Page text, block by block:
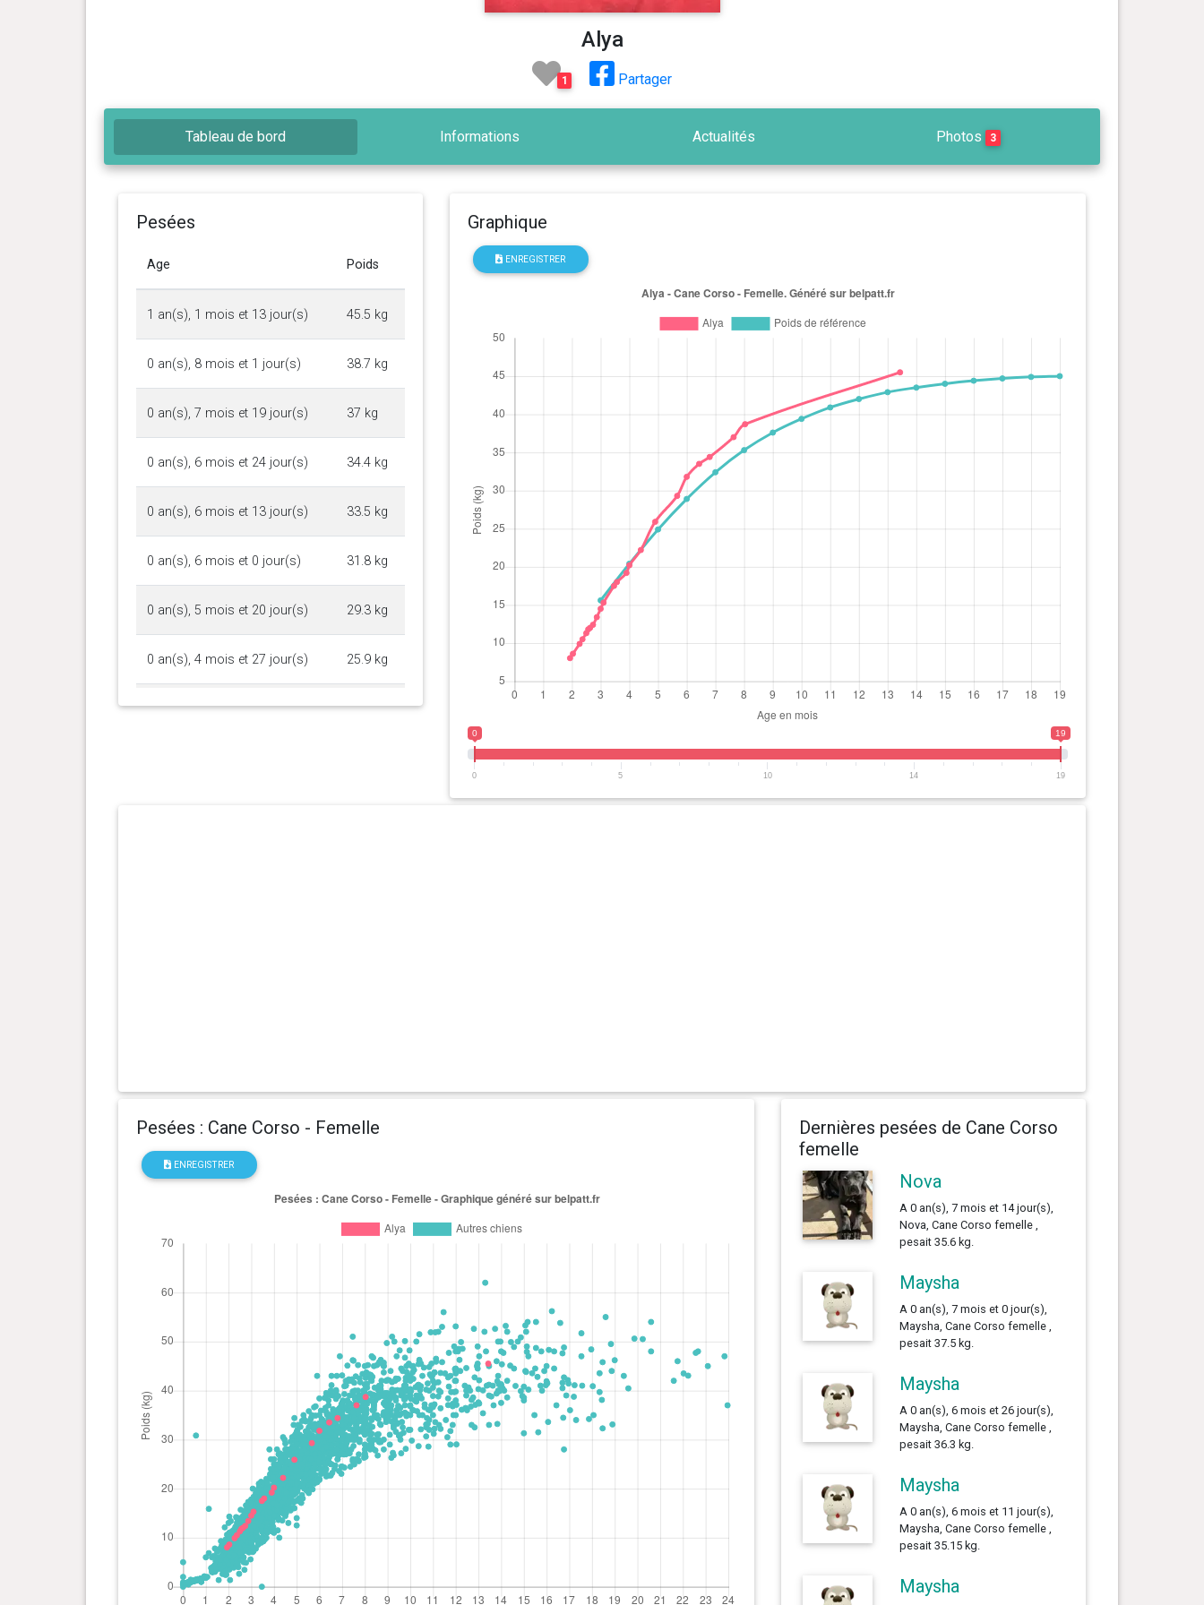
Alya
1 Partager
Tableau de bord Informations Actualités Photos 3
Pesées
Age Poids
1 an(s), 1 mois et 13 jour(s) 45.5 kg
0 an(s), 8 mois et 1 jour(s) 38.7 kg
0 an(s), 7 mois et 19 jour(s) 37 kg
0 an(s), 6 mois et 24 jour(s) 34.4 kg
0 an(s), 6 mois et 13 jour(s) 33.5 kg
0 an(s), 6 mois et 0 jour(s) 31.8 kg
0 an(s), 5 mois et 20 jour(s) 29.3 kg
0 an(s), 4 mois et 27 jour(s) 25.9 kg
0 an(s), 4 mois et 12 jour(s) 22.2 kg
0 an(s), 2 mois et 19 jour(s)
0 an(s), 2 mois et 17 jour(s) 11.8 kg
0 an(s), 2 mois et 15 jour(s)
0 an(s), 2 mois et 11 jour(s)
0 an(s), 2 mois et 8 jour(s)
0 an(s), 2 mois et 1 jour(s) 8.6 kg
0 an(s), 1 mois et 28 jour(s) 8.03 kg
Graphique
ENREGISTRER
0 19
0 5 10 14 19
Pesées : Cane Corso - Femelle
ENREGISTRER
Dernières pesées de Cane Corso
femelle
Nova
A 0 an(s), 7 mois et 14 jour(s),
Nova, Cane Corso femelle ,
pesait 35.6 kg.
Maysha
A 0 an(s), 7 mois et 0 jour(s),
Maysha, Cane Corso femelle ,
pesait 37.5 kg.
Maysha
A 0 an(s), 6 mois et 26 jour(s),
Maysha, Cane Corso femelle ,
pesait 36.3 kg.
Maysha
A 0 an(s), 6 mois et 11 jour(s),
Maysha, Cane Corso femelle ,
pesait 35.15 kg.
Maysha